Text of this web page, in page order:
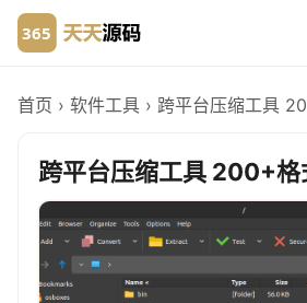
首页 › 软件工具 › 跨平台压缩工具
跨平台压缩工具 200+格